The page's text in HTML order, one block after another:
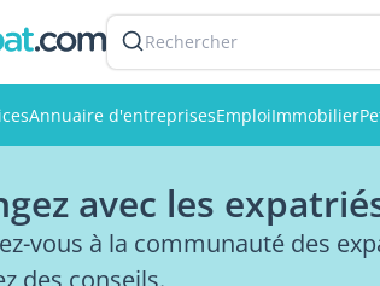
Rechercher
Annuaire d'entreprisesEmploiImmobilier
avec les
vous à la communauté des
des conseils.